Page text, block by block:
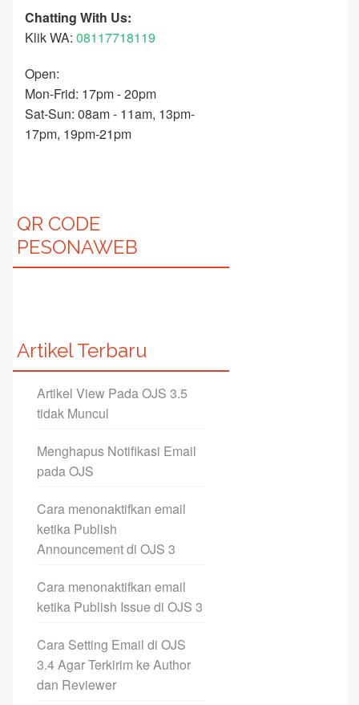
Chatting With Us:
Klik WA: 08117718119
Open:
Mon-Frid: 17pm - 20pm
Sat-Sun: 08am - 11am, 13pm-
17pm, 19pm-21pm
QR CODE
PESONAWEB
Artikel Terbaru
Artikel View Pada OJS 3.5
tidak Muncul
Menghapus Notifikasi Email
pada OJS
Cara menonaktifkan email
ketika Publish
Announcement di OJS 3
Cara menonaktifkan email
ketika Publish Issue di OJS 3
Cara Setting Email di OJS
3.4 Agar Terkirim ke Author
dan Reviewer